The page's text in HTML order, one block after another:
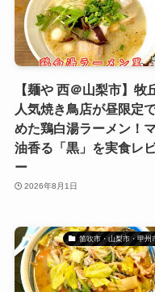
【麺や 西＠山梨市】牧
人気焼き鳥店が昼限定
めた鶏白湯ラーメン！
油香る「黒」を実食レ
ー
2026年8月1日
笛吹市・山梨市・甲州